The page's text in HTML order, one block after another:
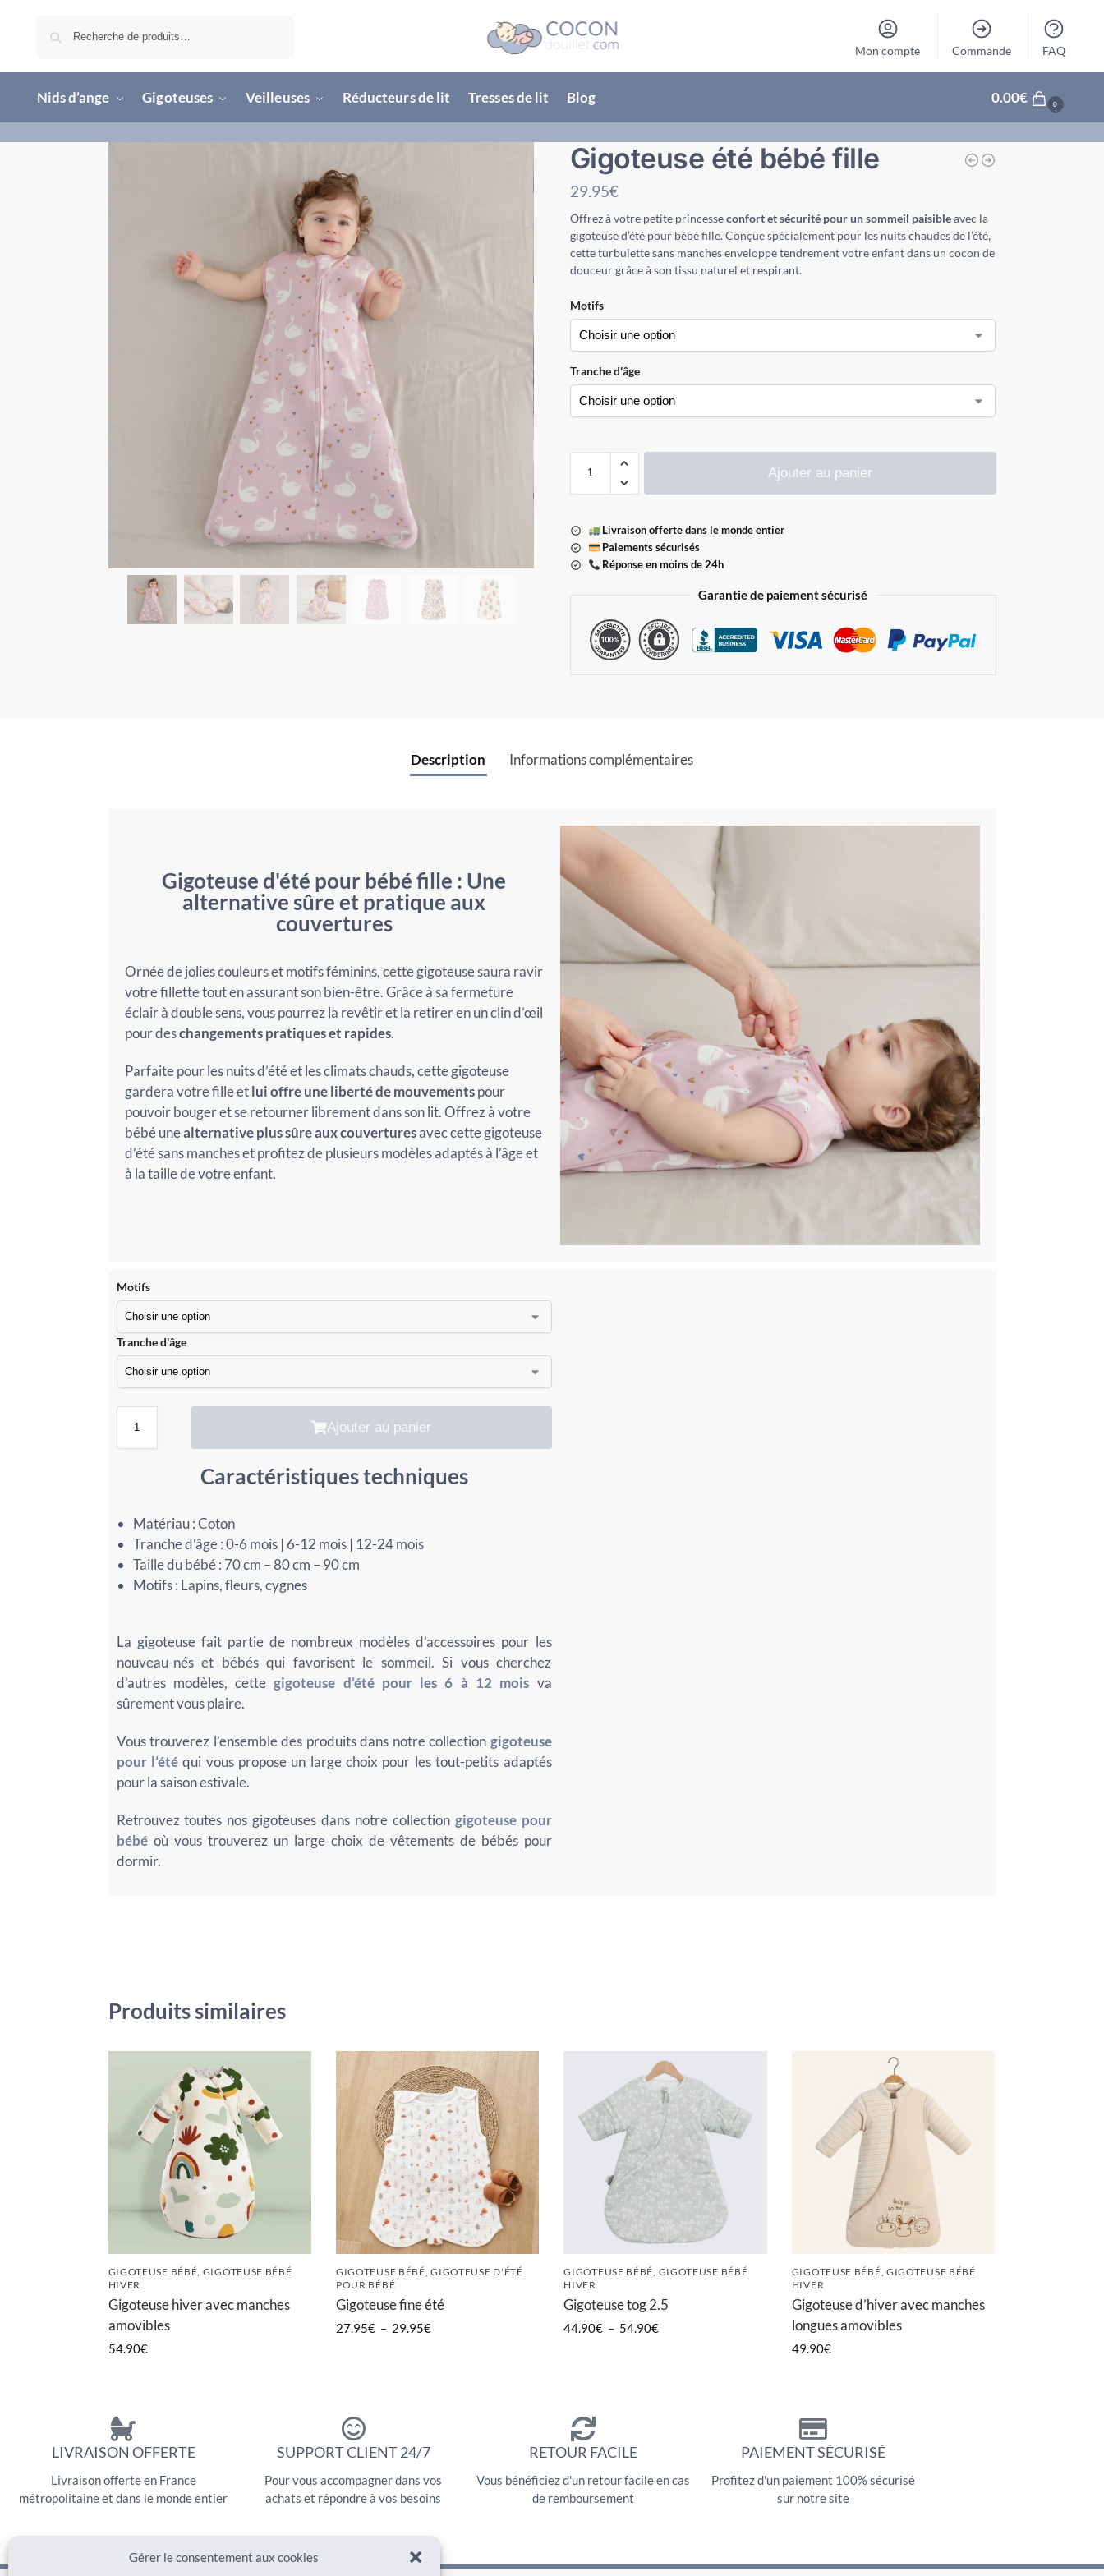
Gérer le consentement aux cookies
Mon compte Commande FAQ
Nids d’ange Gigoteuses Veilleuses Réducteurs de lit Tresses de lit Blog 0.00€ 0
Gigoteuse été bébé fille
29.95€
Offrez à votre petite princesseconfort et sécurité pour un sommeil paisibleavec la
gigoteuse d’été pour bébé fille. Conçue spécialement pour les nuits chaudes de l’été,
cette turbulette sans manches enveloppe tendrement votre enfant dans un cocon de
douceur grâce à son tissu naturel et respirant.
Motifs
Tranche d'âge
Ajouter au panier
Livraison offerte dans le monde entier
Paiements sécurisés
Réponse en moins de 24h
Garantie de paiement sécurisé
Description Informations complémentaires
Gigoteuse d'été pour bébé fille : Une
alternative sûre et pratique aux
couvertures
Ornée de jolies couleurs et motifs féminins, cette gigoteuse saura ravir
votre fillette tout en assurant son bien-être. Grâce à sa fermeture
éclair à double sens, vous pourrez la revêtir et la retirer en un clin d’œil
pour deschangements pratiques et rapides.
Parfaite pour les nuits d’été et les climats chauds, cette gigoteuse
gardera votre fille etlui offre une liberté de mouvementspour
pouvoir bouger et se retourner librement dans son lit. Offrez à votre
bébé unealternative plus sûre aux couverturesavec cette gigoteuse
d’été sans manches et profitez de plusieurs modèles adaptés à l’âge et
à la taille de votre enfant.
Motifs
Tranche d'âge
Ajouter au panier
Caractéristiques techniques
Matériau : Coton
Tranche d’âge : 0-6 mois | 6-12 mois | 12-24 mois
Taille du bébé : 70 cm – 80 cm – 90 cm
Motifs : Lapins, fleurs, cygnes
La gigoteuse fait partie de nombreux modèles d’accessoires pour les
nouveau-nés et bébés qui favorisent le sommeil. Si vous cherchez
d’autres modèles, cettegigoteuse d’été pour les 6 à 12 mois va
sûrement vous plaire.
Vous trouverez l’ensemble des produits dans notre collection gigoteuse
pour l’étéqui vous propose un large choix pour les tout-petits adaptés
pour la saison estivale.
Retrouvez toutes nos gigoteuses dans notre collection gigoteuse pour
bébéoù vous trouverez un large choix de vêtements de bébés pour
dormir.
Produits similaires
GIGOTEUSE BÉBÉ GIGOTEUSE BÉBÉ
HIVER
Gigoteuse hiver avec manches
amovibles
54.90€
GIGOTEUSE BÉBÉ ,GIGOTEUSE D'ÉTÉ
POUR BÉBÉ
Gigoteuse fine été
27.95€ – 29.95€
GIGOTEUSE BÉBÉ GIGOTEUSE BÉBÉ
HIVER
Gigoteuse tog 2.5
44.90€ – 54.90€
GIGOTEUSE BÉBÉ GIGOTEUSE BÉBÉ
HIVER
Gigoteuse d’hiver avec manches
longues amovibles
49.90€
LIVRAISON OFFERTE
Livraison offerte en France
métropolitaine et dans le monde entier
SUPPORT CLIENT 24/7
Pour vous accompagner dans vos
achats et répondre à vos besoins
RETOUR FACILE
Vous bénéficiez d'un retour facile en cas
de remboursement
PAIEMENT SÉCURISÉ
Profitez d'un paiement 100% sécurisé
sur notre site